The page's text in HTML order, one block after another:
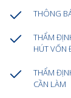
THÔNG
THẨM
HÚT VỐN
THẨM
CẦN LÀM